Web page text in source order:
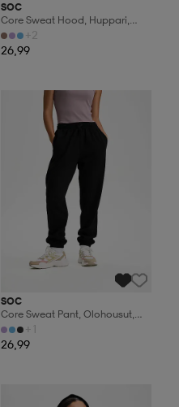
SOC
Core Sweat Hood, Huppari,
Naisten
+2
26,99
Valitse 2, maksa 44,99€
SOC
Core Sweat Pant, Olohousut,
Naisten
+1
26,99
Valitse 2, maksa 44,99€